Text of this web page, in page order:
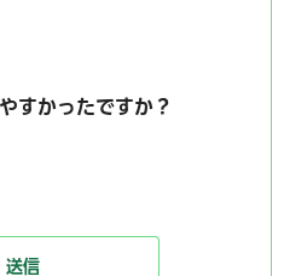
すかったですか？